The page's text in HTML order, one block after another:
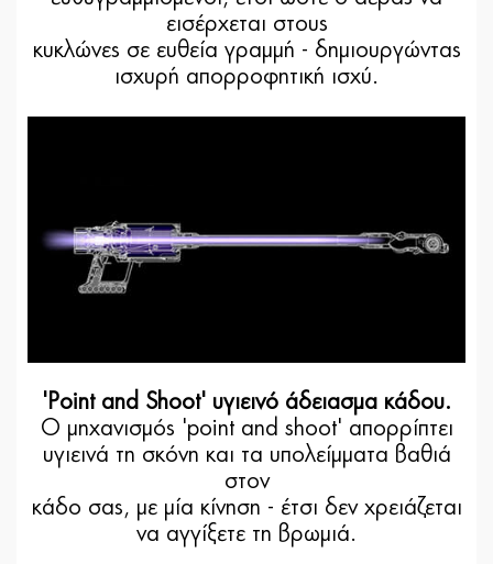
εισέρχεται στους
κυκλώνες σε ευθεία γραμμή - δημιουργώντας
ισχυρή απορροφητική ισχύ.
' Point and Shoot' υγιεινό άδειασμα κάδου.
Ο μηχανισμός 'point and shoot' απορρίπτει
υγιεινά τη σκόνη και τα υπολείμματα βαθιά
στον
κάδο σας, με μία κίνηση - έτσι δεν χρειάζεται
να αγγίξετε τη βρωμιά.